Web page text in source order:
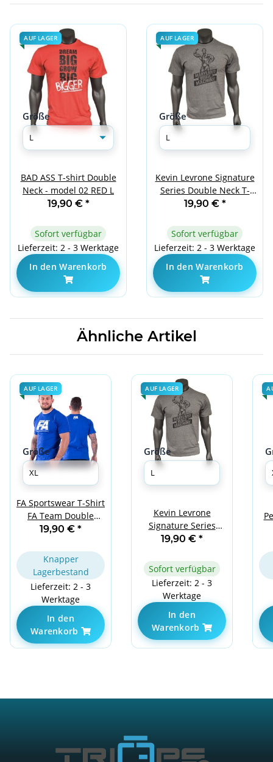
AUF LAGER
Größe
BAD ASS T-shirt Double
Neck - model 02 RED L
19,90 € *
Sofort verfügbar
Lieferzeit: 2 - 3 Werktage
In den Warenkorb
AUF LAGER
Größe
Kevin Levrone Signature
Series Double Neck T-
Shirt - Model 02 - Grey L
19,90 € *
Sofort verfügbar
Lieferzeit: 2 - 3 Werktage
In den Warenkorb
Ähnliche Artikel
AUF LAGER
Größe
FA Sportswear T-Shirt
FA Team Double
Neck Blue XL
19,90 € *
Knapper
Lagerbestand
Lieferzeit: 2 - 3
Werktage
In den
Warenkorb
AUF LAGER
Größe
Kevin Levrone
Signature Series
Double Neck T-Shirt -
19,90 € *
Sofort verfügbar
Lieferzeit: 2 - 3
Werktage
In den
Warenkorb